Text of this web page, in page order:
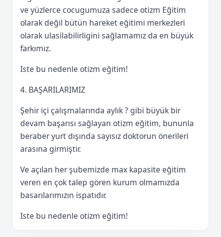
ve yüzlerce cocugumuza sadece otizm Eğitim
olarak değil bütün hareket eğitimi merkezleri
olarak ulasilabilirligini sağlamamız da en büyük
farkımız.
Iste bu nedenle otizm eğitim!
4. BAŞARILARIMIZ
Şehir içi çalışmalarında aylık ? gibi büyük bir
devam başarısı sağlayan otizm eğitim, bununla
beraber yurt dışında sayısız doktorun önerileri
arasına girmiştir.
Ve açılan her şubemizde max kapasite eğitim
veren en çok talep gören kurum olmamızda
basarılarımızın ispatıdır.
Iste bu nedenle otizm eğitim!